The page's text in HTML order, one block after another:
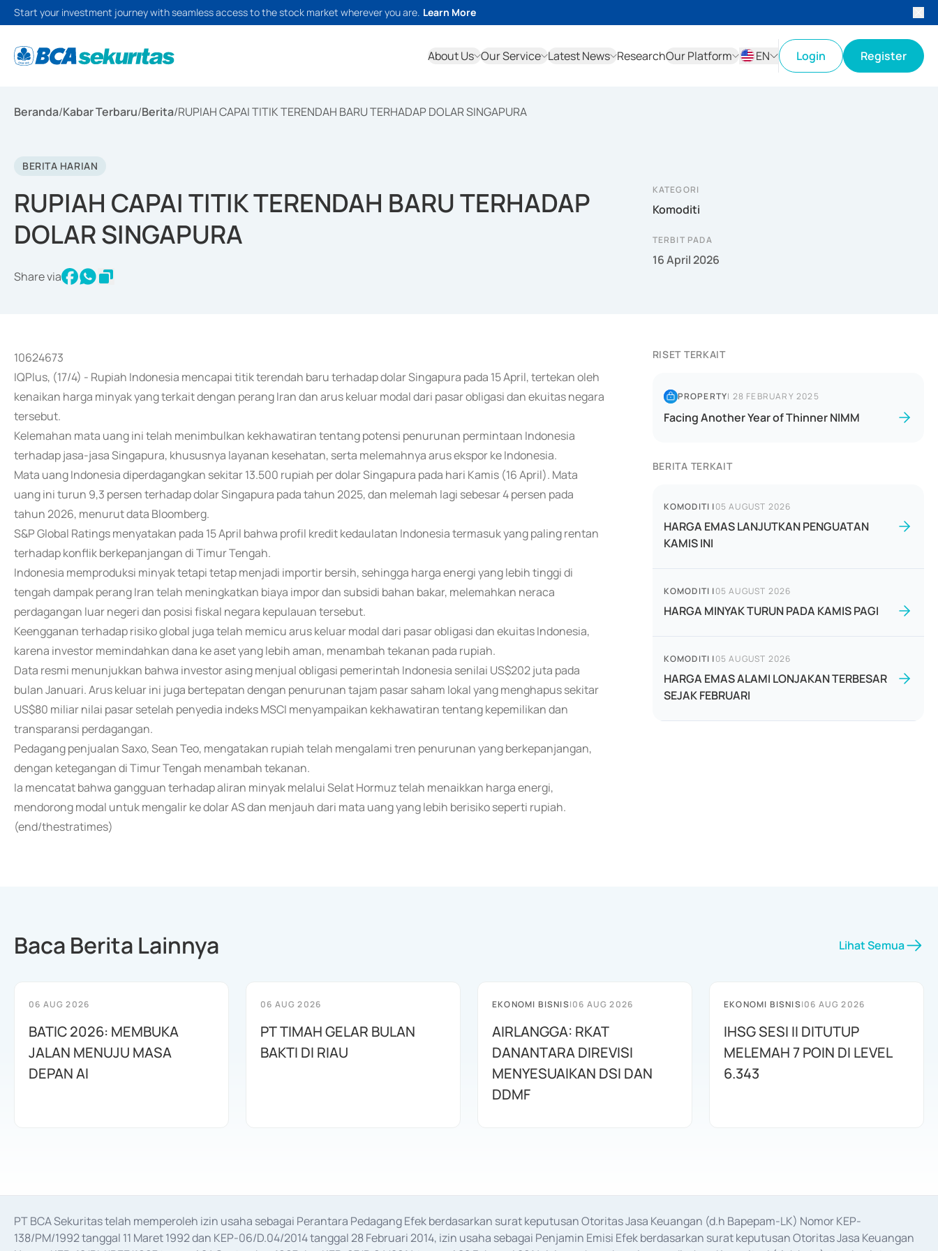
Start your investment journey with seamless access to the stock market wherever you are. Learn More
About Us Our Service Latest News ResearchOur Platform
EN
Login Register
Beranda/Kabar Terbaru/Berita/RUPIAH CAPAI TITIK TERENDAH BARU TERHADAP DOLAR SINGAPURA
BERITA HARIAN
RUPIAH CAPAI TITIK TERENDAH BARU TERHADAP
DOLAR SINGAPURA
Share via
KATEGORI
Komoditi
TERBIT PADA
16 April 2026
10624673
IQPlus, (17/4) - Rupiah Indonesia mencapai titik terendah baru terhadap dolar Singapura pada 15 April, tertekan oleh
kenaikan harga minyak yang terkait dengan perang Iran dan arus keluar modal dari pasar obligasi dan ekuitas negara
tersebut.
Kelemahan mata uang ini telah menimbulkan kekhawatiran tentang potensi penurunan permintaan Indonesia
terhadap jasa-jasa Singapura, khususnya layanan kesehatan, serta melemahnya arus ekspor ke Indonesia.
Mata uang Indonesia diperdagangkan sekitar 13.500 rupiah per dolar Singapura pada hari Kamis (16 April). Mata
uang ini turun 9,3 persen terhadap dolar Singapura pada tahun 2025, dan melemah lagi sebesar 4 persen pada
tahun 2026, menurut data Bloomberg.
S&P Global Ratings menyatakan pada 15 April bahwa profil kredit kedaulatan Indonesia termasuk yang paling rentan
terhadap konflik berkepanjangan di Timur Tengah.
Indonesia memproduksi minyak tetapi tetap menjadi importir bersih, sehingga harga energi yang lebih tinggi di
tengah dampak perang Iran telah meningkatkan biaya impor dan subsidi bahan bakar, melemahkan neraca
perdagangan luar negeri dan posisi fiskal negara kepulauan tersebut.
Keengganan terhadap risiko global juga telah memicu arus keluar modal dari pasar obligasi dan ekuitas Indonesia,
karena investor memindahkan dana ke aset yang lebih aman, menambah tekanan pada rupiah.
Data resmi menunjukkan bahwa investor asing menjual obligasi pemerintah Indonesia senilai US$202 juta pada
bulan Januari. Arus keluar ini juga bertepatan dengan penurunan tajam pasar saham lokal yang menghapus sekitar
US$80 miliar nilai pasar setelah penyedia indeks MSCI menyampaikan kekhawatiran tentang kepemilikan dan
transparansi perdagangan.
Pedagang penjualan Saxo, Sean Teo, mengatakan rupiah telah mengalami tren penurunan yang berkepanjangan,
dengan ketegangan di Timur Tengah menambah tekanan.
Ia mencatat bahwa gangguan terhadap aliran minyak melalui Selat Hormuz telah menaikkan harga energi,
mendorong modal untuk mengalir ke dolar AS dan menjauh dari mata uang yang lebih berisiko seperti rupiah.
(end/thestratimes)
RISET TERKAIT
PROPERTY| 28 FEBRUARY 2025
Facing Another Year of Thinner NIMM
BERITA TERKAIT
KOMODITI |05 AUGUST 2026
HARGA EMAS LANJUTKAN PENGUATAN
KAMIS INI
KOMODITI |05 AUGUST 2026
HARGA MINYAK TURUN PADA KAMIS PAGI
KOMODITI |05 AUGUST 2026
HARGA EMAS ALAMI LONJAKAN TERBESAR
SEJAK FEBRUARI
Baca Berita Lainnya Lihat Semua
06 AUG 2026
BATIC 2026: MEMBUKA
JALAN MENUJU MASA
DEPAN AI
06 AUG 2026
PT TIMAH GELAR BULAN
BAKTI DI RIAU
EKONOMI BISNIS|06 AUG 2026
AIRLANGGA: RKAT
DANANTARA DIREVISI
MENYESUAIKAN DSI DAN
DDMF
EKONOMI BISNIS|06 AUG 2026
IHSG SESI II DITUTUP
MELEMAH 7 POIN DI LEVEL
6.343
PT BCA Sekuritas telah memperoleh izin usaha sebagai Perantara Pedagang Efek berdasarkan surat keputusan Otoritas Jasa Keuangan (d.h Bapepam-LK) Nomor KEP-
138/PM/1992 tanggal 11 Maret 1992 dan KEP-06/D.04/2014 tanggal 28 Februari 2014, izin usaha sebagai Penjamin Emisi Efek berdasarkan surat keputusan Otoritas Jasa Keuangan